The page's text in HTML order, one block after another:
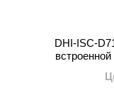
DHI-ISC-